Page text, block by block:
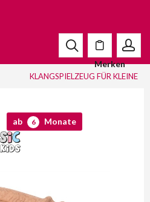
Merken
KLANGSPIELZEUG FÜR KLEINE
ab 6 Monate